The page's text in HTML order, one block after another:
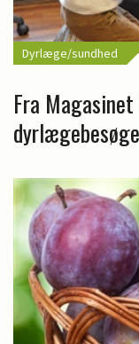
Dyrlæge/sundhed
Fra